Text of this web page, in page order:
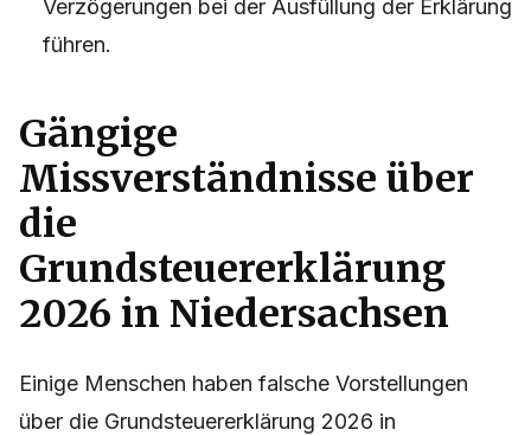
Verzögerungen bei der Ausfüllung der Erklärung
führen.
Gängige
Missverständnisse über
die
Grundsteuererklärung
2026 in Niedersachsen
Einige Menschen haben falsche Vorstellungen
über die Grundsteuererklärung 2026 in